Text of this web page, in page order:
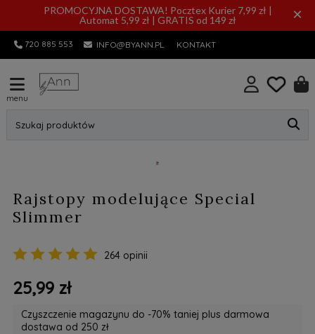
PROMOCYJNA DOSTAWA! Pocztex Kurier 7,99 zł |
Automat 5,99 zł | GRATIS od 149 zł
×
720 885 553 INFO@BYANN.PL KONTAKT
menu
Szukaj produktów
Rajstopy modelujące Special
Slimmer
264 opinii
25,99 zł
Czyszczenie magazynu do -70% taniej plus darmowa
dostawa od 250 zł